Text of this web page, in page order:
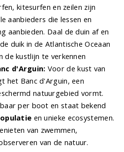
kitesurfen en zeilen zijn
aanbieders die lessen en
aanbieden. Daal de duin af en
duik in de Atlantische Oceaan
de kustlijn te verkennen
d'Arguin: Voor de kust van
het Banc d'Arguin, een
natuurgebied vormt.
per boot en staat bekend
en unieke ecosystemen.
van zwemmen,
van de natuur.